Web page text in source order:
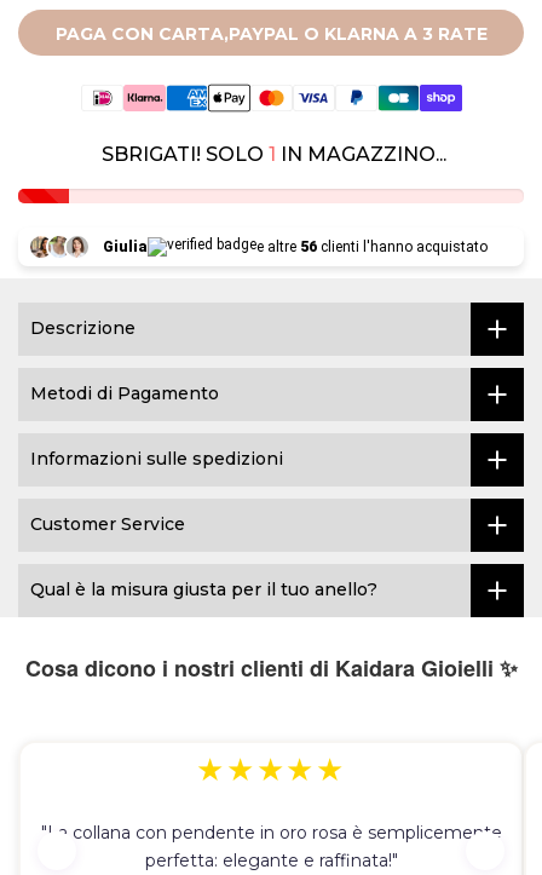
PAGA CON CARTA,PAYPAL O KLARNA A 3 RATE
SBRIGATI! SOLO 1 IN MAGAZZINO...
Giulia e altre 56 clienti l'hanno acquistato
Descrizione
Metodi di Pagamento
Informazioni sulle spedizioni
Customer Service
Qual è la misura giusta per il tuo anello?
Cosa dicono i nostri clienti di Kaidara Gioielli ✨
★★★★★
"La collana con pendente in oro rosa è semplicemente
perfetta: elegante e raffinata!"